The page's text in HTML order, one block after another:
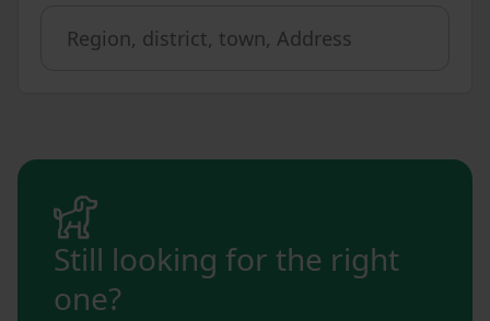
Still looking for the right
one?